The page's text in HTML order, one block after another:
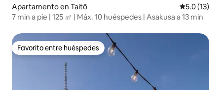
Apartamento en Taitō Calificación
5.0 (13)
7 min a pie | 125 ㎡ | Máx. 10 huéspedes | Asakusa a 13 min
Favorito entre huéspedes
Favorito entre huéspedes